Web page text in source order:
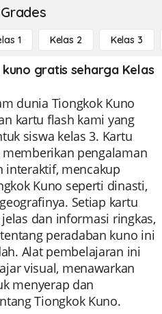
1 Kelas 2 Kelas 3
gratis seharga Kelas
dunia Tiongkok Kuno
kartu flash kami yang
siswa kelas 3. Kartu
pengalaman
interaktif, mencakup
Kuno seperti dinasti,
Setiap kartu
dan informasi ringkas,
peradaban kuno ini
Alat pembelajaran ini
visual, menawarkan
menyerap dan
Tiongkok Kuno.